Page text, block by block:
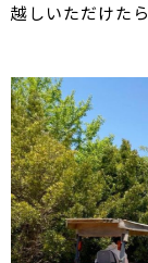
越しいただけた